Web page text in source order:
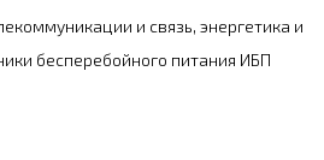
и связь, энергетика и
бесперебойного питания ИБП